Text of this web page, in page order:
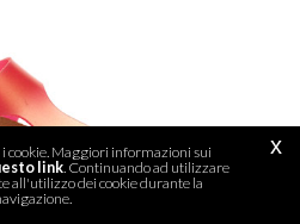
x
cookie. Maggiori informazioni sui
link. Continuando ad utilizzare
all'utilizzo dei cookie durante la